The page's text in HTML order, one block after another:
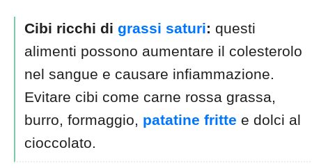
Cibi ricchi di grassi saturi: questi
alimenti possono aumentare il colesterolo
nel sangue e causare infiammazione.
Evitare cibi come carne rossa grassa,
burro, formaggio, patatine fritte e dolci al
cioccolato.